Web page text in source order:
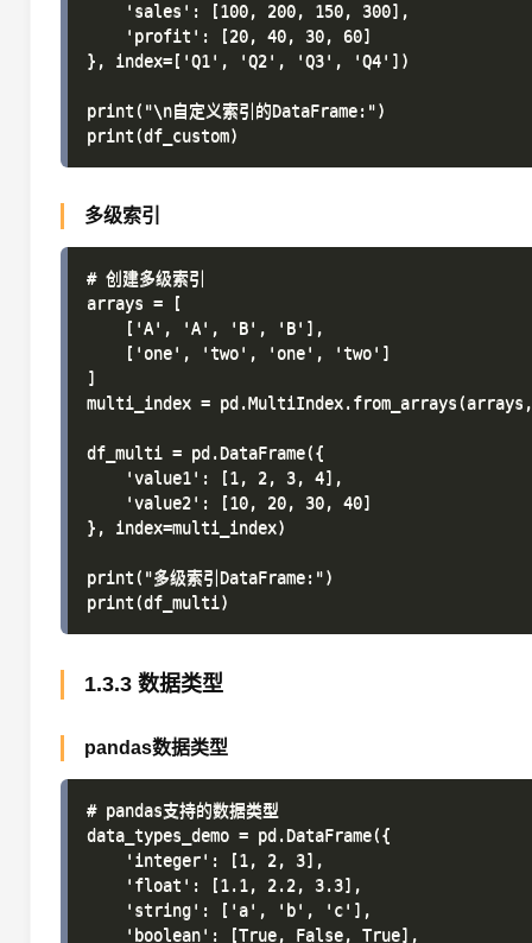
    'sales': [100, 200, 150, 300],
    'profit': [20, 40, 30, 60]
}, index=['Q1', 'Q2', 'Q3', 'Q4'])
print("\n自定义索引的DataFrame:")
多级索引
# 创建多级索引
arrays = [
    ['A', 'A', 'B', 'B'],
    ['one', 'two', 'one', 'two']
]
multi_index =
df_multi = pd.DataFrame({
    'value1': [1, 2, 3, 4],
    'value2': [10, 20, 30, 40]
}, index=multi_index)
print("多级索引DataFrame:")
1.3.3 数据类型
pandas数据类型
# pandas支持的数据类型
data_types_demo = pd.DataFrame({
    'integer': [1, 2, 3],
    'float': [1.1, 2.2, 3.3],
    'string': ['a', 'b', 'c'],
    'boolean': [True, False, True],